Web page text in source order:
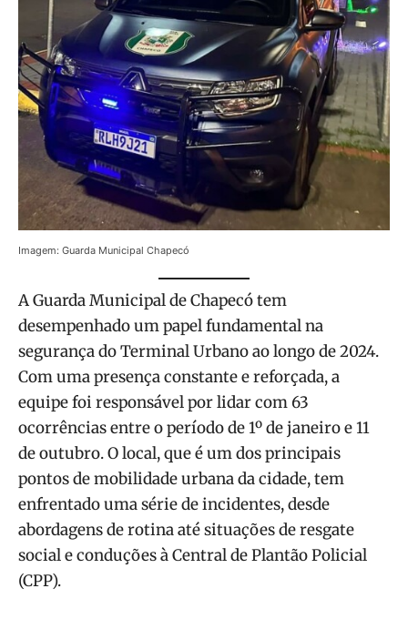
Imagem: Guarda Municipal Chapecó
A Guarda Municipal de Chapecó tem
desempenhado um papel fundamental na
segurança do Terminal Urbano ao longo de 2024.
Com uma presença constante e reforçada, a
equipe foi responsável por lidar com 63
ocorrências entre o período de 1º de janeiro e 11
de outubro. O local, que é um dos principais
pontos de mobilidade urbana da cidade, tem
enfrentado uma série de incidentes, desde
abordagens de rotina até situações de resgate
social e conduções à Central de Plantão Policial
(CPP).